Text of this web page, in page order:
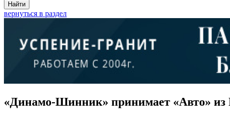
Найти
вернуться в раздел
«Динамо-Шинник» принимает «Авто» из